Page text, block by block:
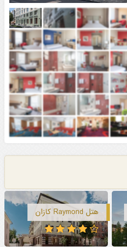
هتل Raymond کازان